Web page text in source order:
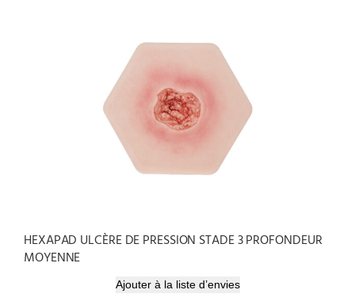
HEXAPAD ULCÈRE DE PRESSION STADE 3 PROFONDEUR
MOYENNE
Ajouter à la liste d’envies